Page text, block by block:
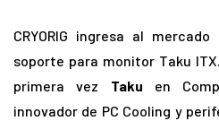
CRYORIG ingresa al
soporte para monitor Taku
primera vez Taku en
innovador de PC Cooling y